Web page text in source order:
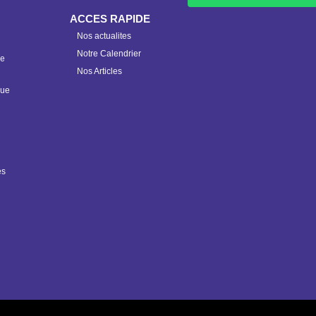
ACCES RAPIDE
Nos actualites
Notre Calendrier
Nos Articles